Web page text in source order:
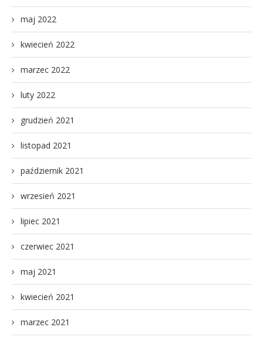
maj 2022
kwiecień 2022
marzec 2022
luty 2022
grudzień 2021
listopad 2021
październik 2021
wrzesień 2021
lipiec 2021
czerwiec 2021
maj 2021
kwiecień 2021
marzec 2021